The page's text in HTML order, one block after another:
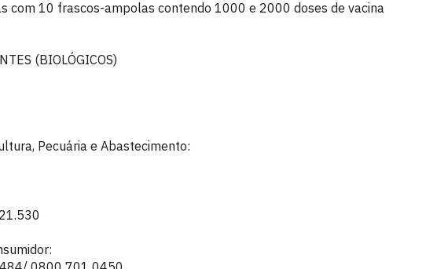
com 10 frascos-ampolas contendo 1000 e 2000 doses de vacina
(BIOLÓGICOS)
Pecuária e Abastecimento: